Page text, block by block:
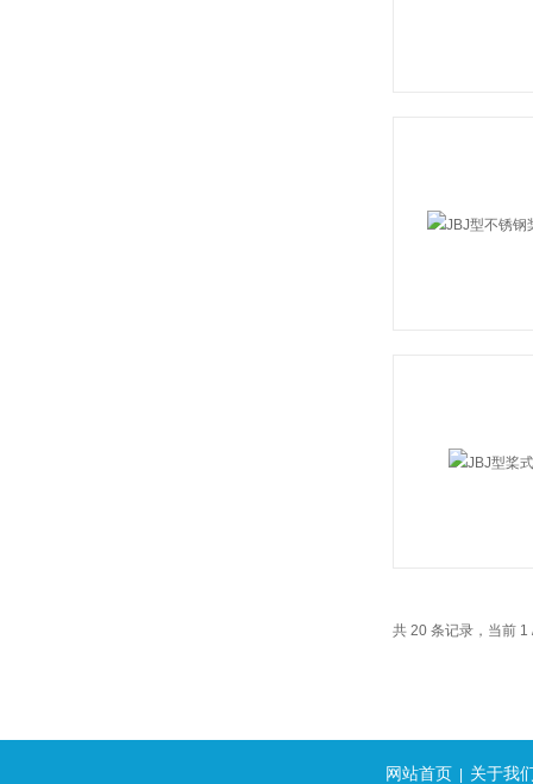
共 20 条记录，当前
网站首页 关于我